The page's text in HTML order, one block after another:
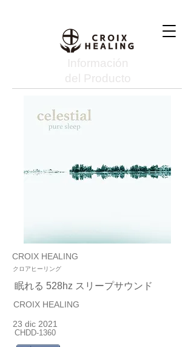
Información
del Producto
CROIX HEALING
クロアヒーリング
眠れる 528hz スリープサウンド
CROIX HEALING
23 dic 2021
CHDD-1360